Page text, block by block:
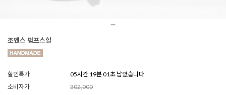
조앤스 펌프스힐
할인특가
05시간 19분 00초 남았습니다
소비자가
302,000